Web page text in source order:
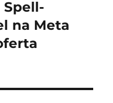
Spell-
na Meta